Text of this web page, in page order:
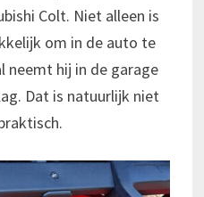
Colt. Niet alleen is
om in de auto te
neemt hij in de garage
Dat is natuurlijk niet